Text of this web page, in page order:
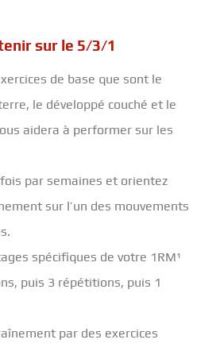
sur le 5/3/1
de base que sont le
le développé couché et le
aidera à performer sur les
par semaines et orientez
sur l’un des mouvements
spécifiques de votre 1RM¹
puis 3 répétitions, puis 1
par des exercices